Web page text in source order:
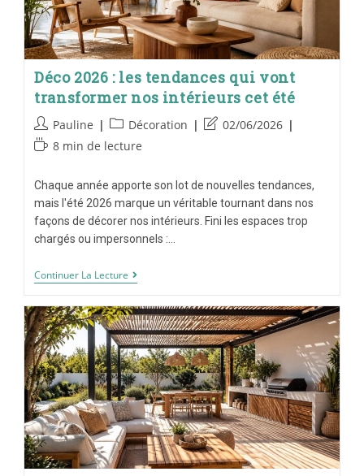
Déco 2026 : les tendances qui vont
transformer nos intérieurs cet été
Pauline Décoration
02/06/2026
8 min de lecture
Chaque année apporte son lot de nouvelles tendances,
mais l'été 2026 marque un véritable tournant dans nos
façons de décorer nos intérieurs. Fini les espaces trop
chargés ou impersonnels :…
Continuer La Lecture